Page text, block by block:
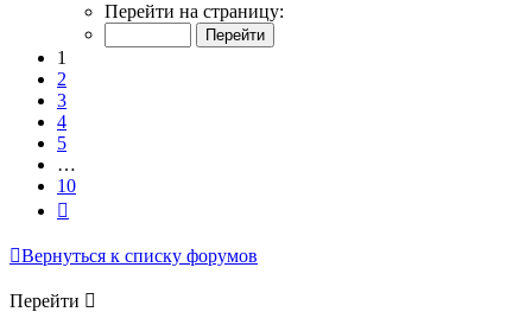
Перейти на страницу:
1
2
3
4
5
…
10
Вернуться к списку форумов
Перейти